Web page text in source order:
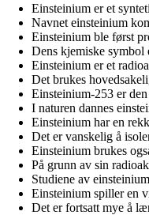
Einsteinium er et
Navnet einsteinium
Einsteinium ble først
Dens kjemiske symbol
Einsteinium er et
Det brukes
Einsteinium-253 er
I naturen dannes
Einsteinium har en
Det er vanskelig å
Einsteinium brukes
På grunn av sin
Studiene av
Einsteinium spiller en
Det er fortsatt mye å